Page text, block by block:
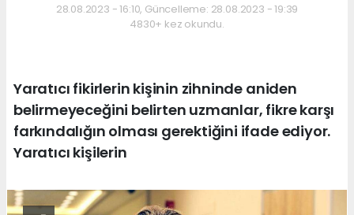
28.08.2023 - 16:10, Güncelleme: 28.08.2023 - 19:39
4830+ kez okundu.
Yaratıcı fikirlerin kişinin zihninde aniden
belirmeyeceğini belirten uzmanlar, fikre karşı
farkındalığın olması gerektiğini ifade ediyor.
Yaratıcı kişilerin